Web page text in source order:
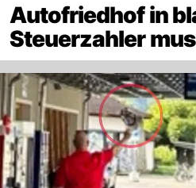
Autofriedhof in
Steuerzahler